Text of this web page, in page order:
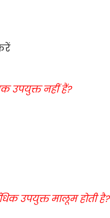
उपयुक्त नहीं हैं?
उपयुक्त मालूम होती है?